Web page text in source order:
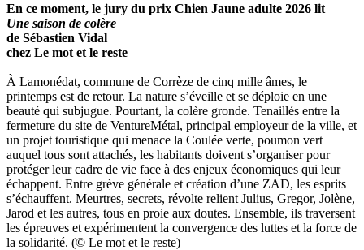
En ce moment, le jury du prix Chien Jaune adulte 2026 lit
Une saison de colère
de Sébastien Vidal
chez Le mot et le reste
À Lamonédat, commune de Corrèze de cinq mille âmes, le
printemps est de retour. La nature s’éveille et se déploie en une
beauté qui subjugue. Pourtant, la colère gronde. Tenaillés entre la
fermeture du site de VentureMétal, principal employeur de la ville, et
un projet touristique qui menace la Coulée verte, poumon vert
auquel tous sont attachés, les habitants doivent s’organiser pour
protéger leur cadre de vie face à des enjeux économiques qui leur
échappent. Entre grève générale et création d’une ZAD, les esprits
s’échauffent. Meurtres, secrets, révolte relient Julius, Gregor, Jolène,
Jarod et les autres, tous en proie aux doutes. Ensemble, ils traversent
les épreuves et expérimentent la convergence des luttes et la force de
la solidarité. (© Le mot et le reste)